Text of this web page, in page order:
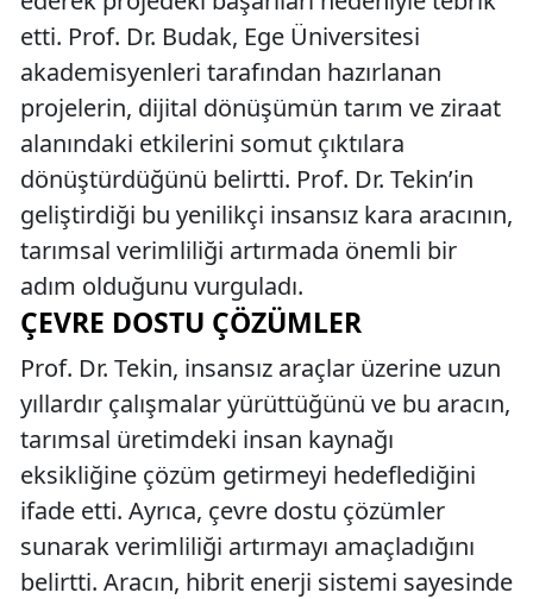
etti. Prof. Dr. Budak, Ege Üniversitesi
akademisyenleri tarafından hazırlanan
projelerin, dijital dönüşümün tarım ve ziraat
alanındaki etkilerini somut çıktılara
dönüştürdüğünü belirtti. Prof. Dr. Tekin’in
geliştirdiği bu yenilikçi insansız kara aracının,
tarımsal verimliliği artırmada önemli bir
adım olduğunu vurguladı.
ÇEVRE DOSTU ÇÖZÜMLER
Prof. Dr. Tekin, insansız araçlar üzerine uzun
yıllardır çalışmalar yürüttüğünü ve bu aracın,
tarımsal üretimdeki insan kaynağı
eksikliğine çözüm getirmeyi hedeflediğini
ifade etti. Ayrıca, çevre dostu çözümler
sunarak verimliliği artırmayı amaçladığını
belirtti. Aracın, hibrit enerji sistemi sayesinde